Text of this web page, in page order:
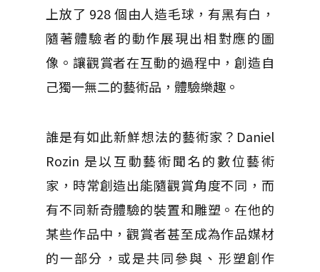
上放了 928 個由人造毛球，有黑有白，
隨著體驗者的動作展現出相對應的圖
像。讓觀賞者在互動的過程中，創造自
己獨一無二的藝術品，體驗樂趣。
誰是有如此新鮮想法的藝術家？Daniel
Rozin 是以互動藝術聞名的數位藝術
家，時常創造出能隨觀賞角度不同，而
有不同新奇體驗的裝置和雕塑。在他的
某些作品中，觀賞者甚至成為作品媒材
的一部分，或是共同參與、形塑創作